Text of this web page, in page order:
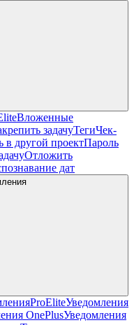
Вложенные
задачуТегиЧек-
в другой проектПароль
Отложить
дат
ProEliteУведомления
OnePlusУведомления